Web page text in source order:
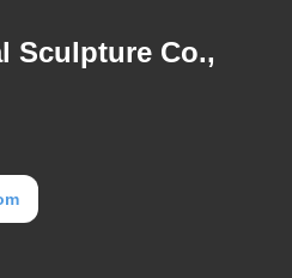
Sculpture Co.,